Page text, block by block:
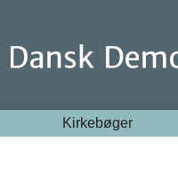
Kirkebøger